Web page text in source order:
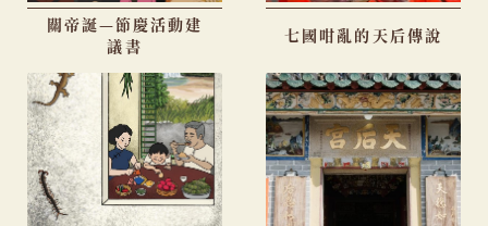
關帝誕—節慶活動建
議書
七國咁亂的天后傳說